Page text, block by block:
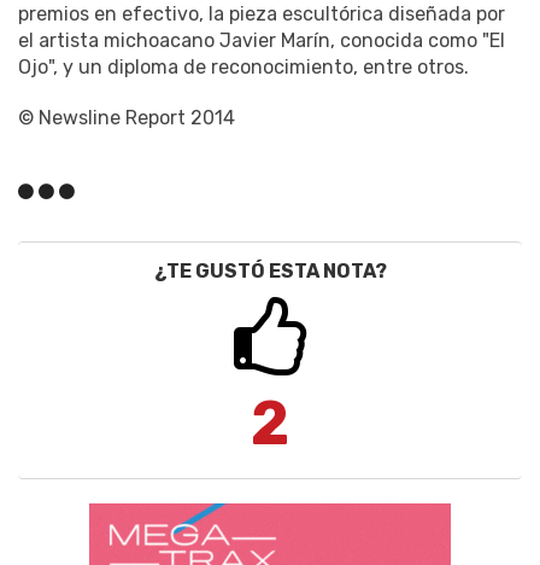
premios en efectivo, la pieza escultórica diseñada por
el artista michoacano Javier Marín, conocida como "El
Ojo", y un diploma de reconocimiento, entre otros.
© Newsline Report 2014
¿TE GUSTÓ ESTA NOTA?
2